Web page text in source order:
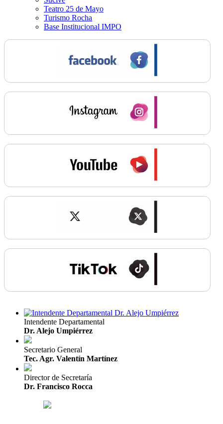
Teatro 25 de Mayo
Turismo Rocha
Base Institucional IMPO
Intendente Departamental
Dr. Alejo Umpiérrez
Secretario General
Tec. Agr. Valentín Martínez
Director de Secretaría
Dr. Francisco Rocca